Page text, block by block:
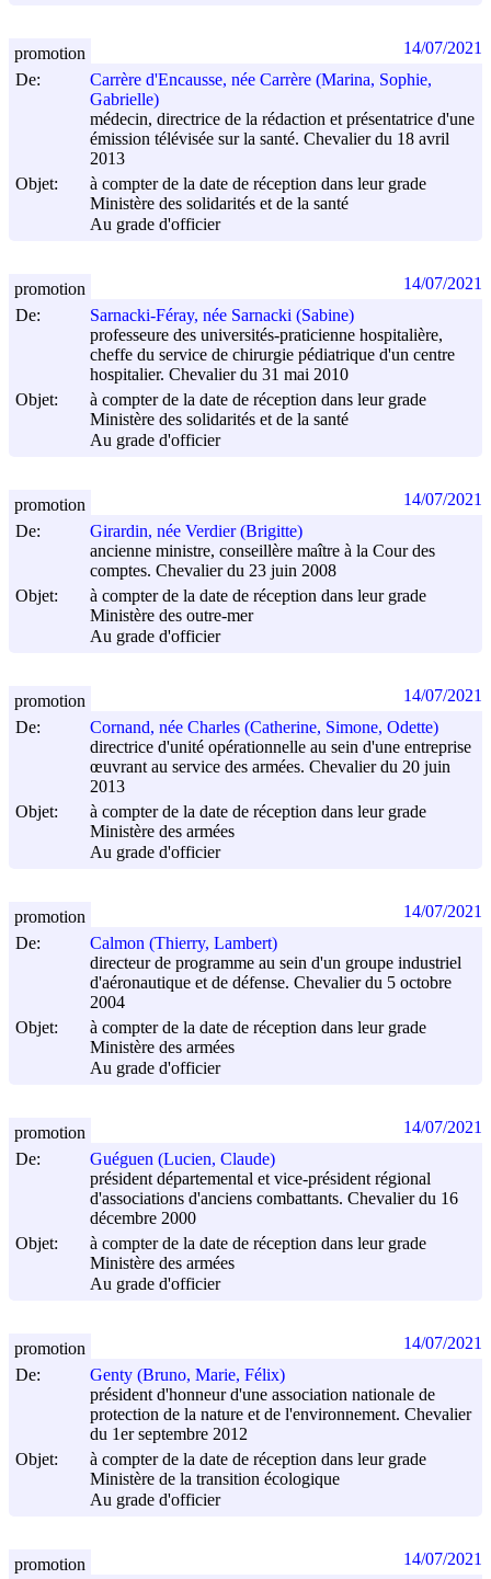
De:
Carrère d'Encausse, née Carrère (Marina, Sophie,
Gabrielle)
médecin, directrice de la rédaction et présentatrice d'une
émission télévisée sur la santé. Chevalier du 18 avril
2013
Objet:
à compter de la date de réception dans leur grade
Ministère des solidarités et de la santé
Au grade d'officier
promotion 14/07/2021
De:
Sarnacki-Féray, née Sarnacki (Sabine)
professeure des universités-praticienne hospitalière,
cheffe du service de chirurgie pédiatrique d'un centre
hospitalier. Chevalier du 31 mai 2010
Objet:
à compter de la date de réception dans leur grade
Ministère des solidarités et de la santé
Au grade d'officier
promotion 14/07/2021
De:
Girardin, née Verdier (Brigitte)
ancienne ministre, conseillère maître à la Cour des
comptes. Chevalier du 23 juin 2008
Objet:
à compter de la date de réception dans leur grade
Ministère des outre-mer
Au grade d'officier
promotion 14/07/2021
De:
Cornand, née Charles (Catherine, Simone, Odette)
directrice d'unité opérationnelle au sein d'une entreprise
œuvrant au service des armées. Chevalier du 20 juin
2013
Objet:
à compter de la date de réception dans leur grade
Ministère des armées
Au grade d'officier
promotion 14/07/2021
De:
Calmon (Thierry, Lambert)
directeur de programme au sein d'un groupe industriel
d'aéronautique et de défense. Chevalier du 5 octobre
2004
Objet:
à compter de la date de réception dans leur grade
Ministère des armées
Au grade d'officier
promotion 14/07/2021
De:
Guéguen (Lucien, Claude)
président départemental et vice-président régional
d'associations d'anciens combattants. Chevalier du 16
décembre 2000
Objet:
à compter de la date de réception dans leur grade
Ministère des armées
Au grade d'officier
promotion 14/07/2021
De:
Genty (Bruno, Marie, Félix)
président d'honneur d'une association nationale de
protection de la nature et de l'environnement. Chevalier
du 1er septembre 2012
Objet:
à compter de la date de réception dans leur grade
Ministère de la transition écologique
Au grade d'officier
promotion 14/07/2021
promotion 14/07/2021